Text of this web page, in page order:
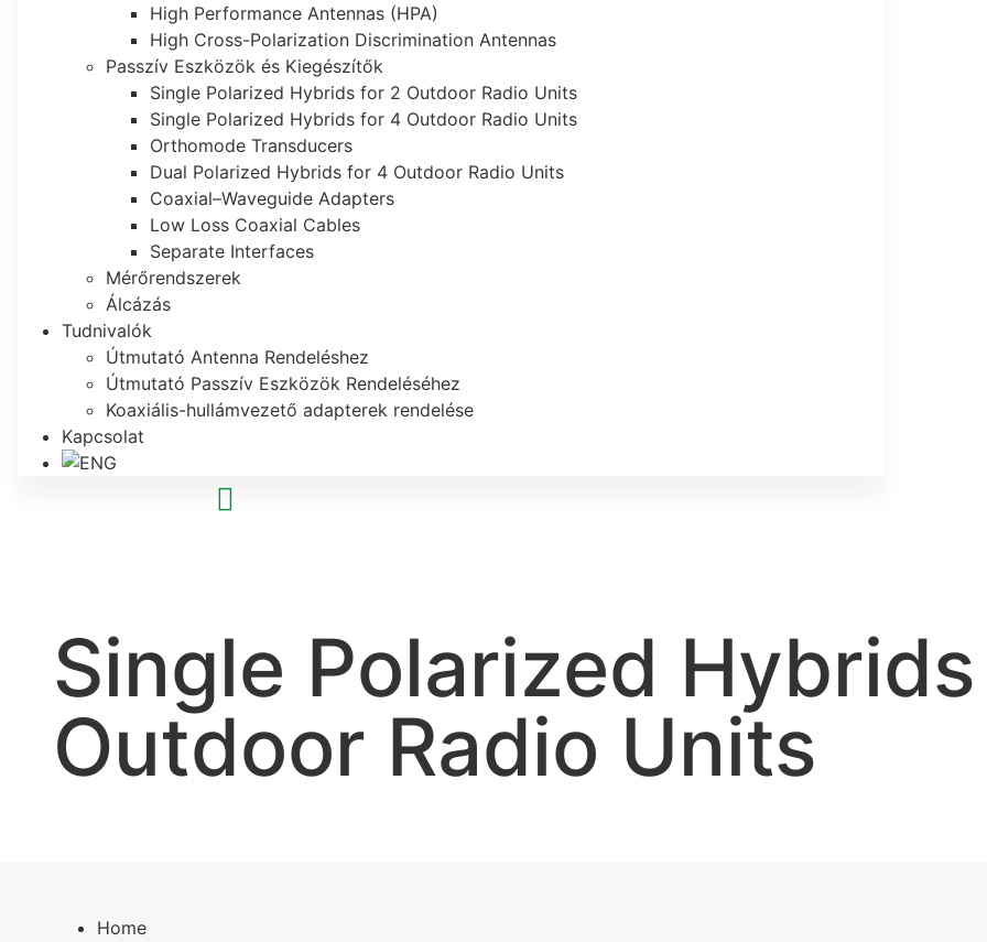
High Performance Antennas (HPA)
High Cross-Polarization Discrimination Antennas
Passzív Eszközök és Kiegészítők
Single Polarized Hybrids for 2 Outdoor Radio Units
Single Polarized Hybrids for 4 Outdoor Radio Units
Orthomode Transducers
Dual Polarized Hybrids for 4 Outdoor Radio Units
Coaxial–Waveguide Adapters
Low Loss Coaxial Cables
Separate Interfaces
Mérőrendszerek
Álcázás
Tudnivalók
Útmutató Antenna Rendeléshez
Útmutató Passzív Eszközök Rendeléséhez
Koaxiális-hullámvezető adapterek rendelése
Kapcsolat
Single Polarized
Outdoor Radio Units
Home